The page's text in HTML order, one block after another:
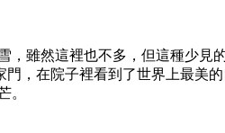
雖然這裡也不多，但這種少見
，在院子裡看到了世界上最美
。